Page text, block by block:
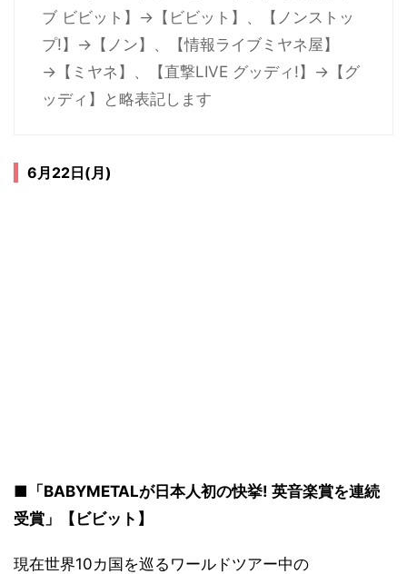
ブ ビビット】→【ビビット】、【ノンストッ
プ!】→【ノン】、【情報ライブミヤネ屋】
→【ミヤネ】、【直撃LIVE グッディ!】→【グ
ッディ】と略表記します
6月22日(月)
■「BABYMETALが日本人初の快挙! 英音楽賞を連続
受賞」【ビビット】
現在世界10カ国を巡るワールドツアー中の